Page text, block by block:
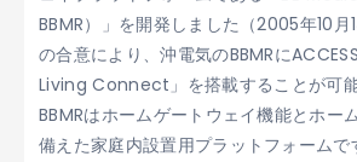
BBMR）」を開発しました（2005年10
の合意により、沖電気のBBMRに
Living Connect」を搭載することが可能
BBMRはホームゲートウェイ機能とホー
備えた家庭内設置用プラットフォーム